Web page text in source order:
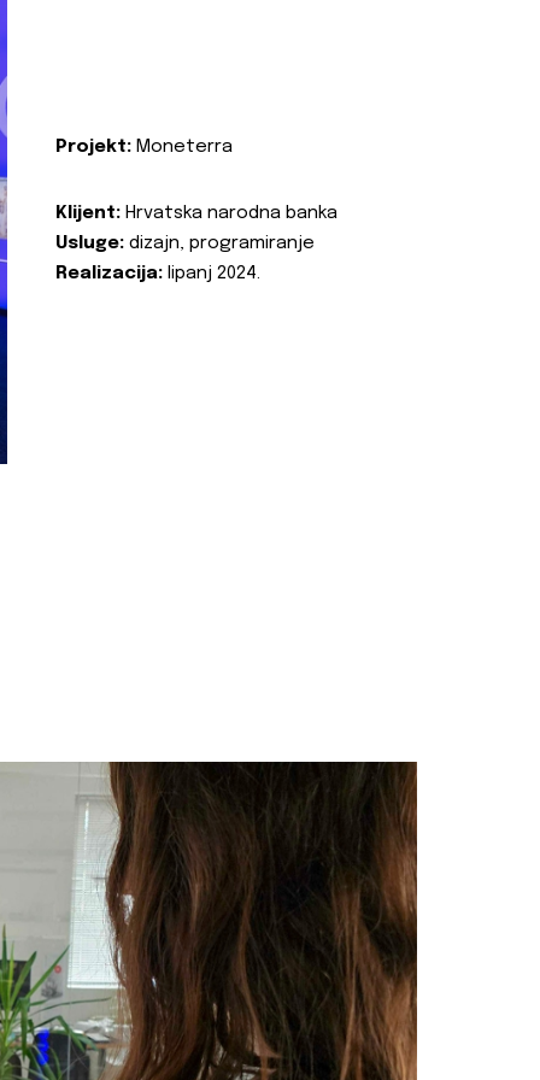
Projekt: Moneterra
Klijent: Hrvatska narodna banka
Usluge: dizajn, programiranje
Realizacija: lipanj 2024.